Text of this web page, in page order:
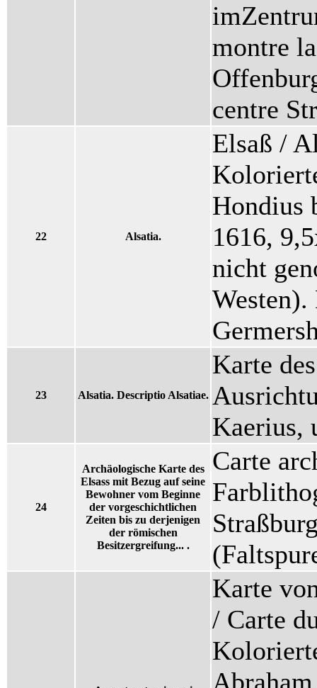
montre
centre
22 Alsatia.
Elsaß /
Hondius
1616,
nicht
23 Alsatia. Descriptio Alsatiae.
Karte
Kaerius,
24
Archäologische Karte des
Elsass mit Bezug auf seine
Bewohner vom Beginne
der vorgeschichtlichen
Zeiten bis zu derjenigen
der römischen
Besitzergreifung... .
Carte
Karte
/ Carte